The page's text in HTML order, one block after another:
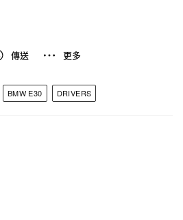
傳送 更多
BMW E30 DRIVERS